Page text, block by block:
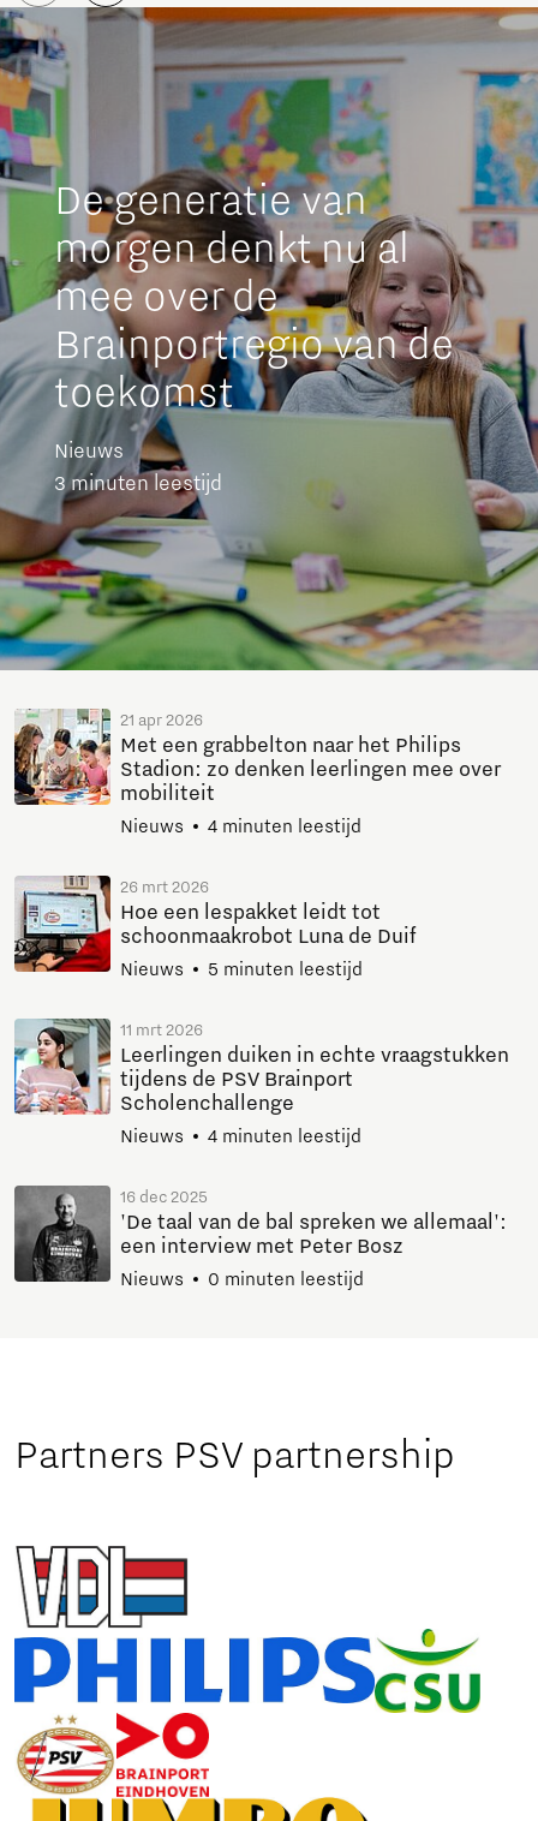
De generatie van
morgen denkt nu al
mee over de
Brainportregio van de
toekomst
Nieuws
3 minuten leestijd
21 apr 2026
Met een grabbelton naar het Philips
Stadion: zo denken leerlingen mee over
mobiliteit
Nieuws 4 minuten leestijd
26 mrt 2026
Hoe een lespakket leidt tot
schoonmaakrobot Luna de Duif
Nieuws 5 minuten leestijd
11 mrt 2026
Leerlingen duiken in echte vraagstukken
tijdens de PSV Brainport
Scholenchallenge
Nieuws 4 minuten leestijd
16 dec 2025
'De taal van de bal spreken we allemaal':
een interview met Peter Bosz
Nieuws 0 minuten leestijd
Partners PSV partnership